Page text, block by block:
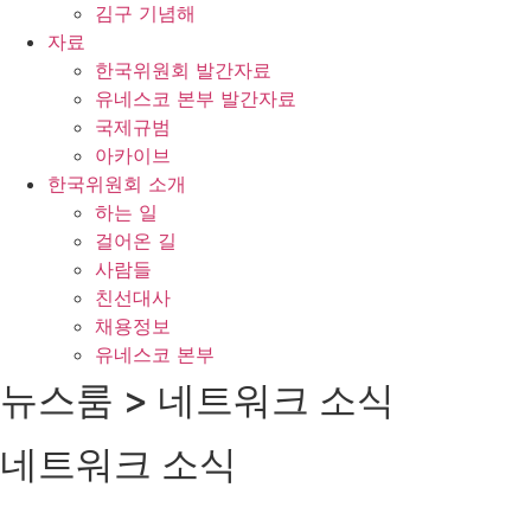
김구 기념해
자료
한국위원회 발간자료
유네스코 본부 발간자료
국제규범
아카이브
한국위원회 소개
하는 일
걸어온 길
사람들
친선대사
채용정보
유네스코 본부
뉴스룸 > 네트워크 소식
네트워크 소식